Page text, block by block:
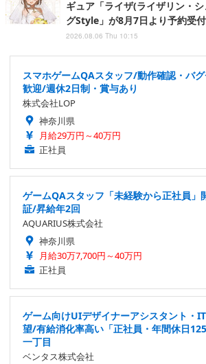
ギュア「ライザ(ライザリン・
グStyle」が8月7日より予約受
2026.08.06 Thu 10:15
スマホゲームQAスタッフ/動作確認・バ
歓迎/週休2日制・賞与あり
株式会社LOP
神奈川県
月給29万円～40万円
正社員
ゲームQAスタッフ「未経験から正社員」
証/昇給年2回
AQUARIUS株式会社
神奈川県
月給30万7,700円～40万円
正社員
ゲーム向けUIデザイナーアシスタント・
望/有給消化率高い「正社員・年間休日
一丁目
ベンタス株式会社